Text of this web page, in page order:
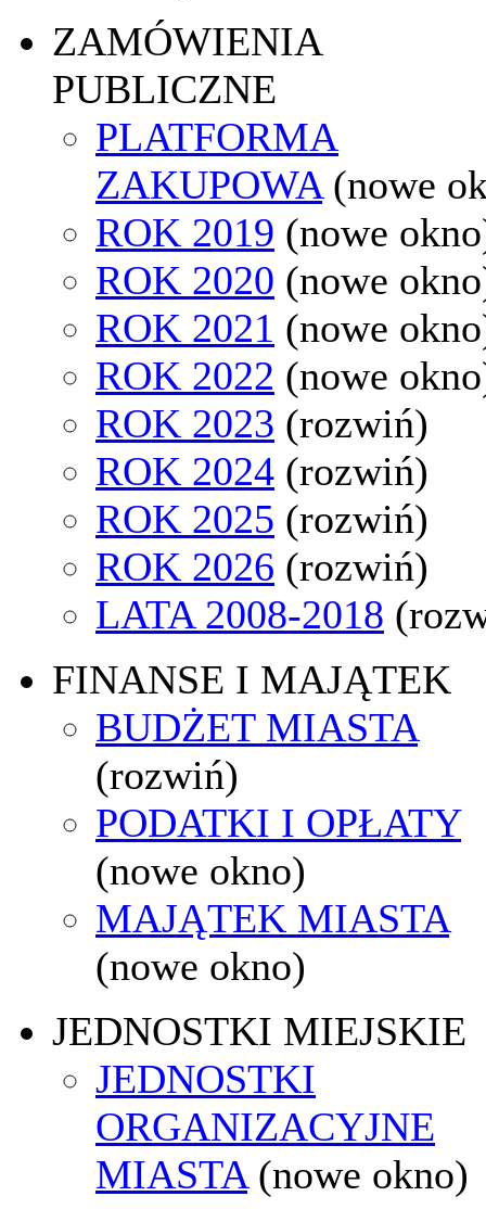
ZAMÓWIENIA
PUBLICZNE
PLATFORMA
ZAKUPOWA (nowe
ROK 2019 (nowe
ROK 2020 (nowe
ROK 2021 (nowe
ROK 2022 (nowe
ROK 2023 (rozwiń)
ROK 2024 (rozwiń)
ROK 2025 (rozwiń)
ROK 2026 (rozwiń)
LATA 2008-2018
FINANSE I MAJĄTEK
BUDŻET MIASTA
(rozwiń)
PODATKI I OPŁATY
(nowe okno)
MAJĄTEK MIASTA
(nowe okno)
JEDNOSTKI MIEJSKIE
JEDNOSTKI
ORGANIZACYJNE
MIASTA (nowe okno)